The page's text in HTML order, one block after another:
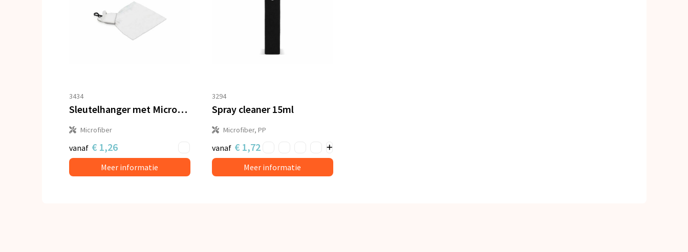
3434
Sleutelhanger met Microvezel schoonmaakdoekje antibacterieel
Microfiber
vanaf € 1,26
Meer informatie
3294
Spray cleaner 15ml
Microfiber, PP
vanaf € 1,72
Meer informatie